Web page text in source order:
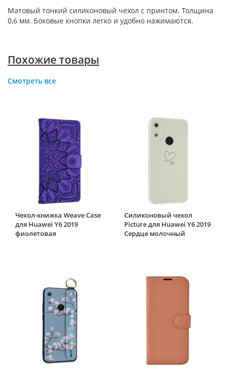
Матовый тонкий силиконовый чехол с принтом. Толщина
0,6 мм. Боковые кнопки легко и удобно нажимаются.
Похожие товары
Смотреть все
Чехол-книжка Weave Case
для Huawei Y6 2019
фиолетовая
Силиконовый чехол
Picture для Huawei Y6 2019
Сердце молочный